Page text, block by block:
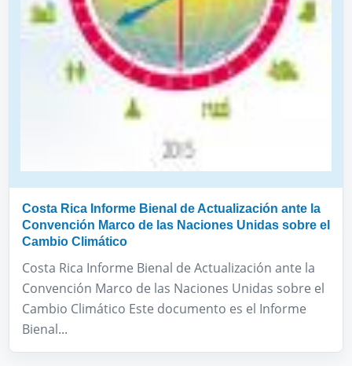
Costa Rica Informe Bienal de Actualización ante la
Convención Marco de las Naciones Unidas sobre el
Cambio Climático
Costa Rica Informe Bienal de Actualización ante la
Convención Marco de las Naciones Unidas sobre el
Cambio Climático Este documento es el Informe
Bienal...